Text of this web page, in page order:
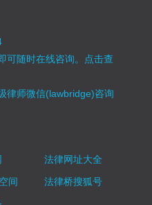
可随时在线咨询。 点击查
律师微信(lawbridge)咨询
法律网址大全
间
法律桥搜狐号